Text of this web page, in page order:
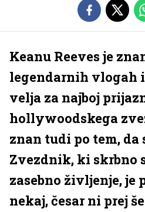
Keanu Reeves je
legendarnih vlogah
velja za najboj
hollywoodskega
znan tudi po tem, da
Zvezdnik, ki skrbno
zasebno življenje, je
nekaj, česar ni prej